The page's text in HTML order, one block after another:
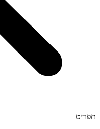
תפריט